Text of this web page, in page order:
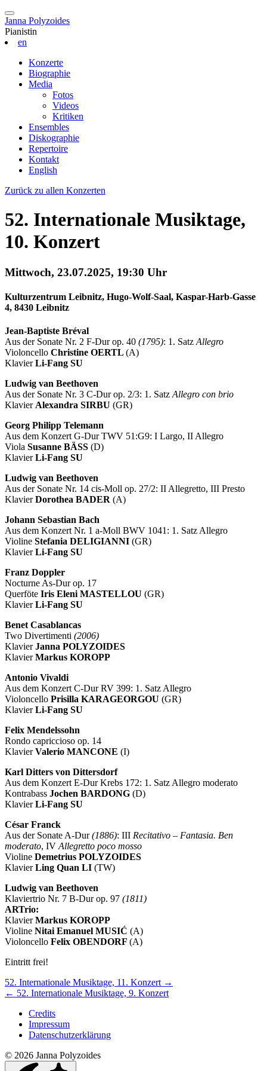
Janna Polyzoides
Pianistin
en
Konzerte
Biographie
Media
Fotos
Videos
Kritiken
Ensembles
Diskographie
Repertoire
Kontakt
English
Zurück zu allen Konzerten
52. Internationale Musiktage,
10. Konzert
Mittwoch, 23.07.2025, 19:30 Uhr
Kulturzentrum Leibnitz, Hugo-Wolf-Saal, Kaspar-Harb-Gasse
4, 8430 Leibnitz
Jean-Baptiste Bréval
Aus der Sonate Nr. 2 F-Dur op. 40 (1795): 1. SatzAllegro
Violoncello Christine OERTL (A)
KlavierLi-Fang SU
Ludwig van Beethoven
Aus der Sonate Nr. 3 C-Dur op. 2/3: 1. SatzAllegro con brio
KlavierAlexandra SIRBU (GR)
Georg Philipp Telemann
Aus dem Konzert G-Dur TWV 51:G9: I Largo, II Allegro
Viola Susanne BÄSS (D)
KlavierLi-Fang SU
Ludwig van Beethoven
Aus der Sonate Nr. 14 cis-Moll op. 27/2: II Allegretto, III Presto
KlavierDorothea BADER (A)
Johann Sebastian Bach
Aus dem Konzert Nr. 1 a-Moll BWV 1041: 1. Satz Allegro
Violine Stefania DELIGIANNI (GR)
KlavierLi-Fang SU
Franz Doppler
Nocturne As-Dur op. 17
Querföte Iris Eleni MASTELLOU (GR)
KlavierLi-Fang SU
Benet Casablancas
Two Divertimenti (2006)
KlavierJanna POLYZOIDES
KlavierMarkus KOROPP
Antonio Vivaldi
Aus dem Konzert C-Dur RV 399: 1. Satz Allegro
Violoncello Prisilla KARAGEORGOU (GR)
KlavierLi-Fang SU
Felix Mendelssohn
Rondo capriccioso op. 14
KlavierValerio MANCONE (I)
Karl Ditters von Dittersdorf
Aus dem Konzert E-Dur Krebs 172: 1. Satz Allegro moderato
Kontrabass Jochen BARDONG (D)
KlavierLi-Fang SU
César Franck
Aus der Sonate A-Dur(1886): III Recitativo – Fantasia. Ben
moderato, IVAllegretto poco mosso
Violine Demetrius POLYZOIDES
KlavierLing Quan LI (TW)
Ludwig van Beethoven
Klaviertrio Nr. 7 B-Dur op. 97 (1811)
ARTrio:
KlavierMarkus KOROPP
Violine Nitai Emanuel MUSIĆ (A)
Violoncello Felix OBENDORF (A)
Eintritt frei!
Nächstes/Vorheriges
Konzert
52. Internationale Musiktage, 11. Konzert →
← 52. Internationale Musiktage, 9. Konzert
Credits
Impressum
Datenschutzerklärung
© 2026 Janna Polyzoides